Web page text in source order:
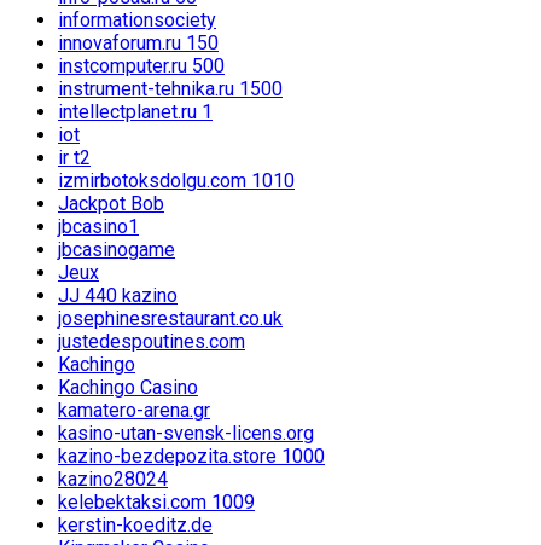
informationsociety
innovaforum.ru 150
instcomputer.ru 500
instrument-tehnika.ru 1500
intellectplanet.ru 1
iot
ir t2
izmirbotoksdolgu.com 1010
Jackpot Bob
jbcasino1
jbcasinogame
Jeux
JJ 440 kazino
josephinesrestaurant.co.uk
justedespoutines.com
Kachingo
Kachingo Casino
kamatero-arena.gr
kasino-utan-svensk-licens.org
kazino-bezdepozita.store 1000
kazino28024
kelebektaksi.com 1009
kerstin-koeditz.de